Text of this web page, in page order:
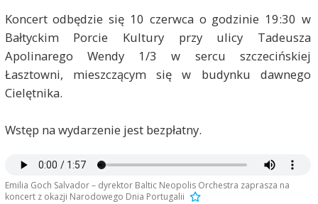
Koncert odbędzie się 10 czerwca o godzinie 19:30 w
Bałtyckim Porcie Kultury przy ulicy Tadeusza
Apolinarego Wendy 1/3 w sercu szczecińskiej
Łasztowni, mieszczącym się w budynku dawnego
Cielętnika.
Wstęp na wydarzenie jest bezpłatny.
Emilia Goch Salvador – dyrektor Baltic Neopolis Orchestra zaprasza na
koncert z okazji Narodowego Dnia Portugalii